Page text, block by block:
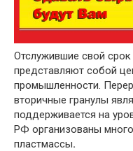
Отслужившие свой
представляют собой
промышленности.
вторичные гранулы
поддерживается на
РФ организованы
пластмассы.